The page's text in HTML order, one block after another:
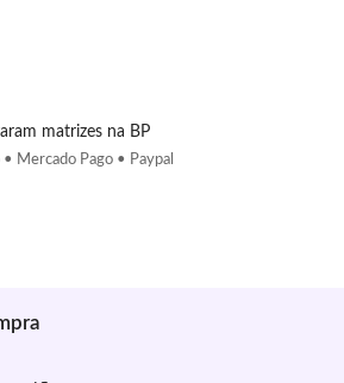
matrizes na BP
Mercado Pago • Paypal